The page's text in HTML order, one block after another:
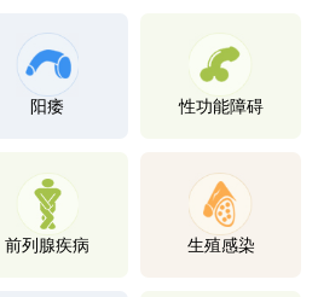
阳痿 性功能障碍
前列腺疾病 生殖感染